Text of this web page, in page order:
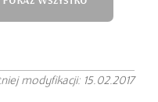
modyfikacji: 15.02.2017